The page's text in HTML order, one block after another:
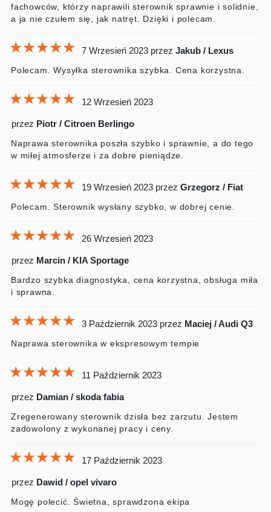
fachowców, którzy naprawili sterownik sprawnie i solidnie,
a ja nie czułem się, jak natręt. Dzięki i polecam.
★★★★★
★★★★★
★★★★★ 7 Wrzesień 2023 przez Jakub / Lexus
Polecam. Wysyłka sterownika szybka. Cena korzystna.
★★★★★
★★★★★
★★★★★ 12 Wrzesień 2023
przez Piotr / Citroen Berlingo
Naprawa sterownika poszła szybko i sprawnie, a do tego
w miłej atmosferze i za dobre pieniądze.
★★★★★
★★★★★
★★★★★ 19 Wrzesień 2023 przez Grzegorz / Fiat
Polecam. Sterownik wysłany szybko, w dobrej cenie.
★★★★★
★★★★★
★★★★★ 26 Wrzesień 2023
przez Marcin / KIA Sportage
Bardzo szybka diagnostyka, cena korzystna, obsługa miła
i sprawna.
★★★★★
★★★★★
★★★★★ 3 Październik 2023 przez Maciej / Audi Q3
Naprawa sterownika w ekspresowym tempie
★★★★★
★★★★★
★★★★★ 11 Październik 2023
przez Damian / skoda fabia
Zregenerowany sterownik dzisła bez zarzutu. Jestem
zadowolony z wykonanej pracy i ceny.
★★★★★
★★★★★
★★★★★ 17 Październik 2023
przez Dawid / opel vivaro
Mogę polecić. Świetna, sprawdzona ekipa